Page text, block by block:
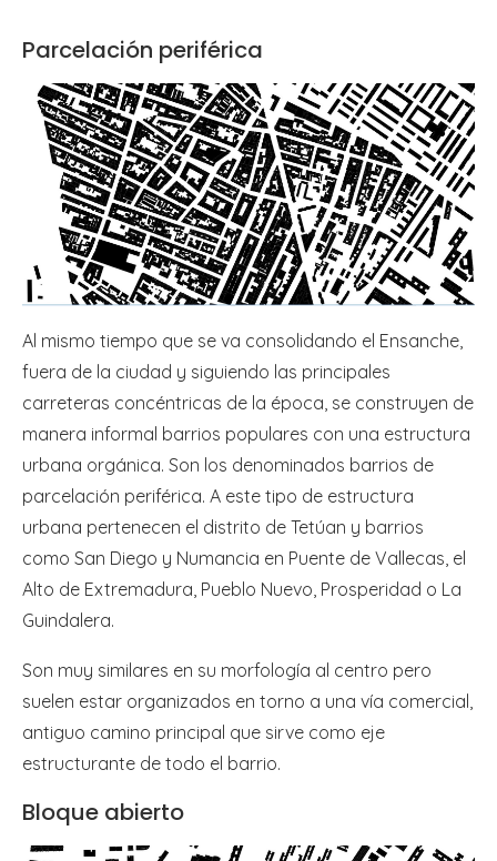
Parcelación periférica
Al mismo tiempo que se va consolidando el Ensanche,
fuera de la ciudad y siguiendo las principales
carreteras concéntricas de la época, se construyen de
manera informal barrios populares con una estructura
urbana orgánica. Son los denominados barrios de
parcelación periférica. A este tipo de estructura
urbana pertenecen el distrito de Tetúan y barrios
como San Diego y Numancia en Puente de Vallecas, el
Alto de Extremadura, Pueblo Nuevo, Prosperidad o La
Guindalera.
Son muy similares en su morfología al centro pero
suelen estar organizados en torno a una vía comercial,
antiguo camino principal que sirve como eje
estructurante de todo el barrio.
Bloque abierto